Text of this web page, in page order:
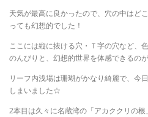
天気が最高に良かったので、穴の中はど
っても幻想的でした！
ここには縦に抜ける穴・Ｔ字の穴など、
のんびりと、幻想的世界を体感できるの
リーフ内浅場は珊瑚がかなり綺麗で、今
しまいました☆
2本目は久々に名蔵湾の「アカククリの根